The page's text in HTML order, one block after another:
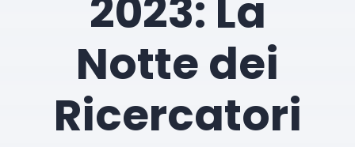
2023: La
Notte dei
Ricercatori